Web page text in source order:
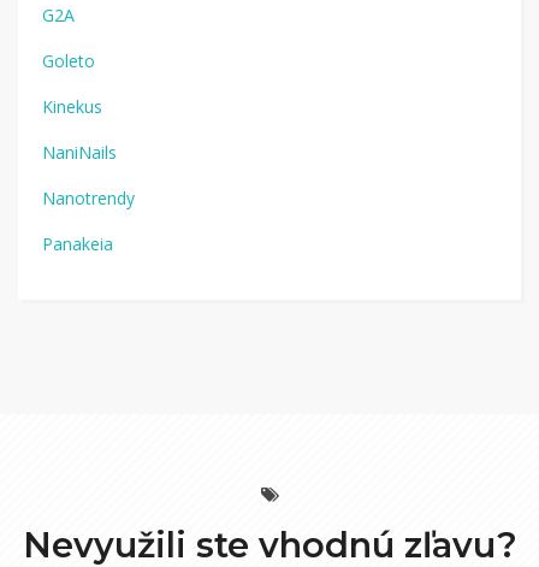
G2A
Goleto
Kinekus
NaniNails
Nanotrendy
Panakeia
Nevyužili ste vhodnú zľavu?